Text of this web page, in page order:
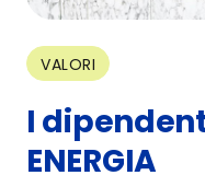
VALORI
I
ENERGIA